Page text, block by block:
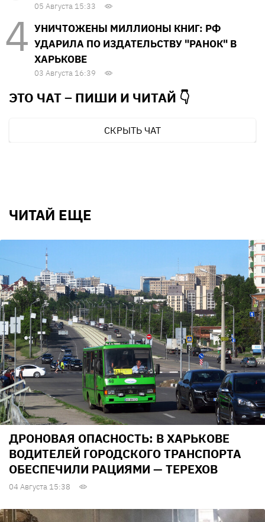
05 Августа 15:33
УНИЧТОЖЕНЫ МИЛЛИОНЫ КНИГ: РФ
УДАРИЛА ПО ИЗДАТЕЛЬСТВУ "РАНОК" В
ХАРЬКОВЕ
03 Августа 16:39
ЭТО ЧАТ – ПИШИ И ЧИТАЙ 👇
СКРЫТЬ ЧАТ
ЧИТАЙ ЕЩЕ
ДРОНОВАЯ ОПАСНОСТЬ: В ХАРЬКОВЕ
ВОДИТЕЛЕЙ ГОРОДСКОГО ТРАНСПОРТА
ОБЕСПЕЧИЛИ РАЦИЯМИ — ТЕРЕХОВ
04 Августа 15:38